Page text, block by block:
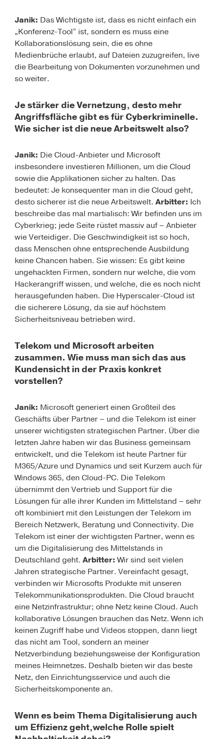
Janik: Das Wichtigste ist, dass es nicht einfach ein
„Konferenz-Tool“ ist, sondern es muss eine
Kollaborationslösung sein, die es ohne
Medienbrüche erlaubt, auf Dateien zuzugreifen, live
die Bearbeitung von Dokumenten vorzunehmen und
so weiter.
Je stärker die Vernetzung, desto mehr
Angriffsfläche gibt es für Cyberkriminelle.
Wie sicher ist die neue Arbeitswelt also?
Janik: Die Cloud-Anbieter und Microsoft
insbesondere investieren Millionen, um die Cloud
sowie die Applikationen sicher zu halten. Das
bedeutet: Je konsequenter man in die Cloud geht,
desto sicherer ist die neue Arbeitswelt. Arbitter: Ich
beschreibe das mal martialisch: Wir befinden uns im
Cyberkrieg; jede Seite rüstet massiv auf – Anbieter
wie Verteidiger. Die Geschwindigkeit ist so hoch,
dass Menschen ohne entsprechende Ausbildung
keine Chancen haben. Sie wissen: Es gibt keine
ungehackten Firmen, sondern nur welche, die vom
Hackerangriff wissen, und welche, die es noch nicht
herausgefunden haben. Die Hyperscaler-Cloud ist
die sicherere Lösung, da sie auf höchstem
Sicherheits­niveau betrieben wird.
Telekom und Microsoft arbeiten
zusammen. Wie muss man sich das aus
Kundensicht in der Praxis konkret
vorstellen?
Janik: Microsoft generiert einen Großteil des
Geschäfts über Partner – und die Telekom ist einer
unse­rer wichtigsten strategischen Partner. Über die
letzten Jahre haben wir das Business gemeinsam
entwickelt, und die Telekom ist heute Partner für
M365/Azure und Dynamics und seit Kurzem auch für
Windows 365, den Cloud-PC. Die Telekom
übernimmt den Vertrieb und Support für die
Lösungen für alle ihrer Kunden im Mittelstand – sehr
oft kombiniert mit den Leistungen der Telekom im
Bereich Netzwerk, Beratung und Connectivity. Die
Telekom ist einer der wichtigsten Partner, wenn es
um die Digitalisierung des Mittelstands in
Deutschland geht. Arbitter:Wir sind seit vielen
Jahren strategische Partner. Vereinfacht gesagt,
verbinden wir Microsofts Produkte mit unseren
Telekommunikationsprodukten. Die Cloud braucht
eine Netzinfrastruktur; ohne Netz keine Cloud. Auch
kollaborative Lösungen brauchen das Netz. Wenn ich
keinen Zugriff habe und Videos stoppen, dann liegt
das nicht am Tool, sondern an meiner
Netzverbindung beziehungsweise der Konfiguration
meines Heimnetzes. Deshalb bieten wir das beste
Netz, den Einrichtungsservice und auch die
Sicherheitskomponente an.
Wenn es beim Thema Digitalisierung auch
um Effizienz geht,welche Rolle spielt